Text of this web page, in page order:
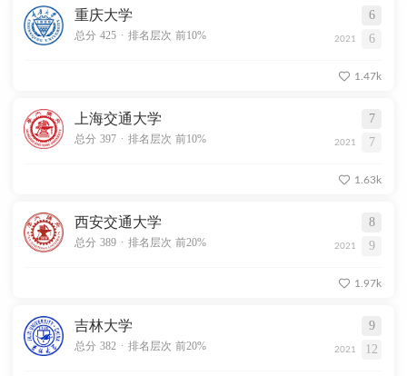
重庆大学 6
总分 425 . 排名层次 前10% 2021 6
1.47k
上海交通大学 7
总分 397 . 排名层次 前10% 2021 7
1.63k
西安交通大学 8
总分 389 . 排名层次 前20% 2021 9
1.97k
吉林大学 9
总分 382 . 排名层次 前20% 2021 12